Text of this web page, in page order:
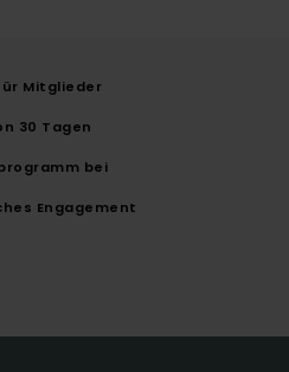
Mitglieder
30 Tagen
bei
Engagement